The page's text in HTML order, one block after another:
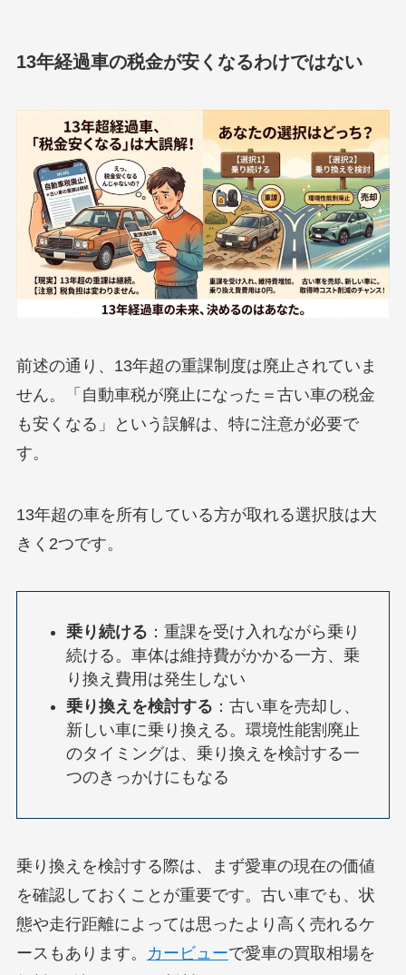
13年経過車の税金が安くなるわけではない
前述の通り、13年超の重課制度は廃止されていま
せん。「自動車税が廃止になった＝古い車の税金
も安くなる」という誤解は、特に注意が必要で
す。
13年超の車を所有している方が取れる選択肢は大
きく2つです。
乗り続ける ：重課を受け入れながら乗り
続ける。車体は維持費がかかる一方、乗
り換え費用は発生しない
乗り換えを検討する ：古い車を売却し、
新しい車に乗り換える。環境性能割廃止
のタイミングは、乗り換えを検討する一
つのきっかけにもなる
乗り換えを検討する際は、まず愛車の現在の価値
を確認しておくことが重要です。古い車でも、状
態や走行距離によっては思ったより高く売れるケ
ースもあります。
カービューで愛車の買取相場を